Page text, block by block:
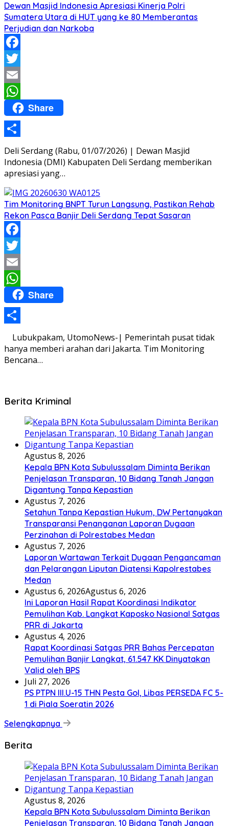
Dewan Masjid Indonesia Apresiasi Kinerja Polri
Sumatera Utara di HUT yang ke 80 Memberantas
Perjudian dan Narkoba
Facebook
Twitter
Email
WhatsApp
Share
Share
Deli Serdang (Rabu, 01/07/2026) | Dewan Masjid
Indonesia (DMI) Kabupaten Deli Serdang memberikan
apresiasi yang…
Tim Monitoring BNPT Turun Langsung, Pastikan Rehab
Rekon Pasca Banjir Deli Serdang Tepat Sasaran
Facebook
Twitter
Email
WhatsApp
Share
Share
Lubukpakam, UtomoNews-| Pemerintah pusat tidak
hanya memberi arahan dari Jakarta. Tim Monitoring
Bencana…
Berita Kriminal
Agustus 8, 2026
Kepala BPN Kota Subulussalam Diminta Berikan
Penjelasan Transparan, 10 Bidang Tanah Jangan
Digantung Tanpa Kepastian
Agustus 7, 2026
Setahun Tanpa Kepastian Hukum, DW Pertanyakan
Transparansi Penanganan Laporan Dugaan
Perzinahan di Polrestabes Medan
Agustus 7, 2026
Laporan Wartawan Terkait Dugaan Pengancaman
dan Pelarangan Liputan Diatensi Kapolrestabes
Medan
Agustus 6, 2026Agustus 6, 2026
Ini Laporan Hasil Rapat Koordinasi Indikator
Pemulihan Kab. Langkat Kaposko Nasional Satgas
PRR di Jakarta
Agustus 4, 2026
Rapat Koordinasi Satgas PRR Bahas Percepatan
Pemulihan Banjir Langkat, 61.547 KK Dinyatakan
Valid oleh BPS
Juli 27, 2026
PS PTPN III.U-15 THN Pesta Gol, Libas PERSEDA FC 5-
1 di Piala Soeratin 2026
Selengkapnya
Berita
Agustus 8, 2026
Kepala BPN Kota Subulussalam Diminta Berikan
Penjelasan Transparan, 10 Bidang Tanah Jangan